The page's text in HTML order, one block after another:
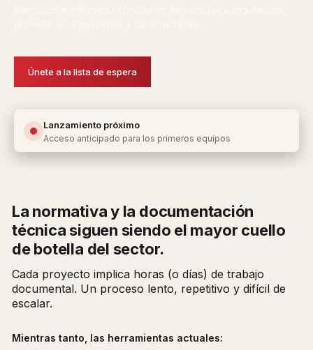
Únete a la lista de espera
Lanzamiento próximo
Acceso anticipado para los primeros equipos
La normativa y la documentación
técnica siguen siendo el mayor cuello
de botella del sector.
Cada proyecto implica horas (o días) de trabajo
documental. Un proceso lento, repetitivo y difícil de
escalar.
Mientras tanto, las herramientas actuales: